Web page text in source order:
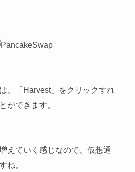
、「Harvest」をクリックすれ
ができます。
えていく感じなので、仮想通
ね。